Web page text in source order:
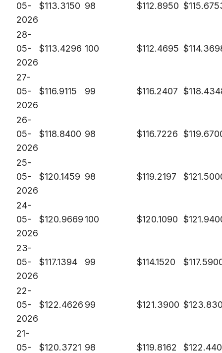
05-
2026
$113.3150 98 $112.8950 $
28-
05-
2026
$113.4296 100 $112.4695 $
27-
05-
2026
$116.9115 99 $116.2407 $
26-
05-
2026
$118.8400 98 $116.7226 $
25-
05-
2026
$120.1459 98 $119.2197 $
24-
05-
2026
$120.9669 100 $120.1090 $
23-
05-
2026
$117.1394 99 $114.1520 $
22-
05-
2026
$122.4626 99 $121.3900 $
21-
05-
$120.3721 98 $119.8162 $